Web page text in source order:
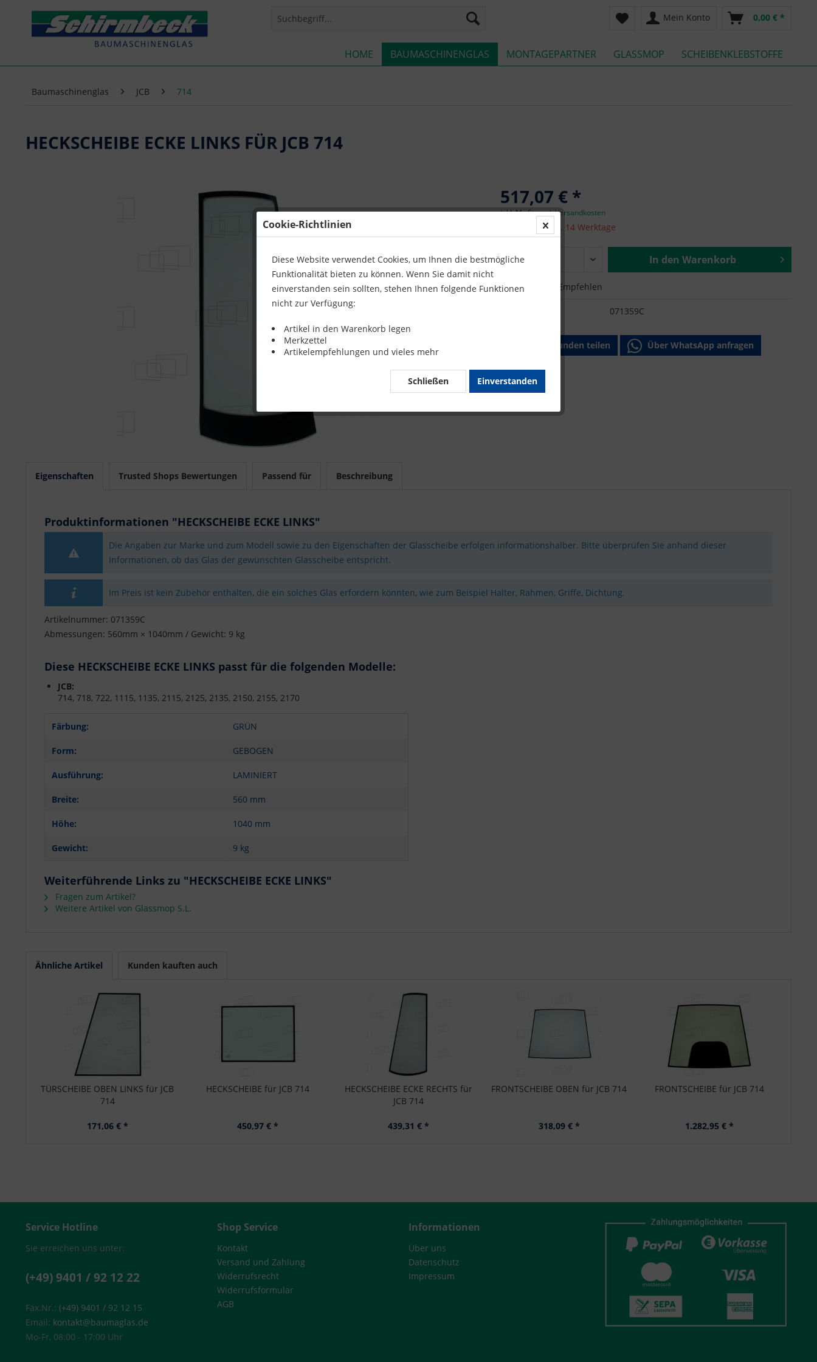
Mein Konto 0,00 € *
HOME BAUMASCHINENGLAS MONTAGEPARTNER GLASSMOP SCHEIBENKLEBSTOFFE
Baumaschinenglas JCB 714
HECKSCHEIBE ECKE LINKS FÜR JCB 714
517,07 € *
inkl. MwSt.zzgl. Versandkosten
Lieferzeit ca. 14 Werktage
In den Warenkorb
Merken Empfehlen
071359C
Mit Freunden teilen Über WhatsApp anfragen
Eigenschaften Trusted Shops Bewertungen Passend für Beschreibung
Produktinformationen "HECKSCHEIBE ECKE LINKS"
Die Angaben zur Marke und zum Modell sowie zu den Eigenschaften der Glasscheibe erfolgen informationshalber. Bitte überprüfen Sie anhand dieser
Informationen, ob das Glas der gewünschten Glasscheibe entspricht.
Im Preis ist kein Zubehör enthalten, die ein solches Glas erfordern könnten, wie zum Beispiel Halter, Rahmen, Griffe, Dichtung.
Artikelnummer: 071359C
Abmessungen: 560mm × 1040mm / Gewicht: 9 kg
Diese HECKSCHEIBE ECKE LINKS passt für die folgenden Modelle:
JCB:
714, 718, 722, 1115, 1135, 2115, 2125, 2135, 2150, 2155, 2170
Färbung: GRÜN
Form: GEBOGEN
Ausführung: LAMINIERT
Breite: 560 mm
Höhe: 1040 mm
Gewicht: 9 kg
Weiterführende Links zu "HECKSCHEIBE ECKE LINKS"
Fragen zum Artikel?
Weitere Artikel von Glassmop S.L.
Ähnliche Artikel Kunden kauften auch
TÜRSCHEIBE OBEN LINKS für JCB
714
171,06 € *
HECKSCHEIBE für JCB 714
450,97 € *
HECKSCHEIBE ECKE RECHTS für
JCB 714
439,31 € *
FRONTSCHEIBE OBEN für JCB 714
318,09 € *
FRONTSCHEIBE für JCB 714
1.282,95 € *
Service Hotline
Sie erreichen uns unter:
(+49) 9401 / 92 12 22
Fax.Nr.: (+49) 9401 / 92 12 15
Email: kontakt@baumaglas.de
Mo-Fr, 08:00 - 17:00 Uhr
Shop Service
Kontakt
Versand und Zahlung
Widerrufsrecht
Widerrufsformular
AGB
Informationen
Über uns
Datenschutz
Impressum
Cookie-Richtlinien
Diese Website verwendet Cookies, um Ihnen die bestmögliche
Funktionalität bieten zu können. Wenn Sie damit nicht
einverstanden sein sollten, stehen Ihnen folgende Funktionen
nicht zur Verfügung:
Artikel in den Warenkorb legen
Merkzettel
Artikelempfehlungen und vieles mehr
Einverstanden
Schließen